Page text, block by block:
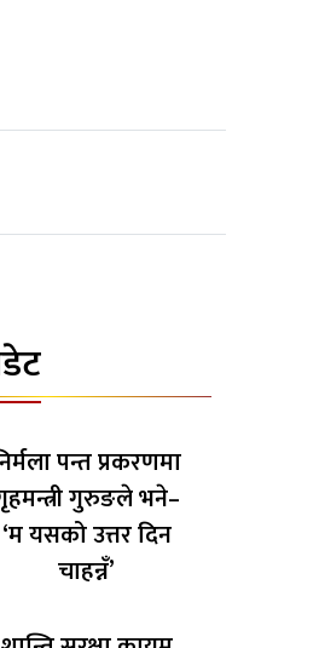
पन्त प्रकरणमा
गुरुङले भने–
‘म यसको उत्तर दिन
चाहन्नँ’